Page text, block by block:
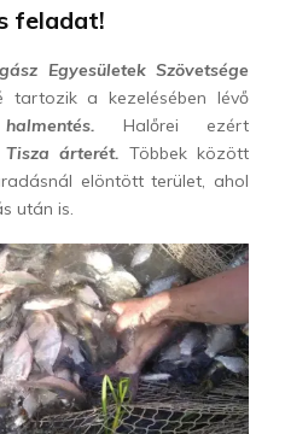
feladat!
Egyesületek Szövetsége
tartozik a kezelésében lévő
halmentés.
Halőrei ezért
Tisza árterét. Többek között
elöntött terület, ahol
után is.